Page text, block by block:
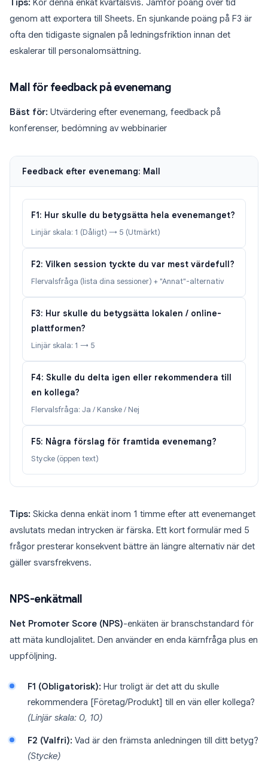
Tips: Kör denna enkät kvartalsvis. Jämför poäng över tid
genom att exportera till Sheets. En sjunkande poäng på F3 är
ofta den tidigaste signalen på ledningsfriktion innan det
eskalerar till personalomsättning.
Mall för feedback på evenemang
Bäst för: Utvärdering efter evenemang, feedback på
konferenser, bedömning av webbinarier
Feedback efter evenemang: Mall
F1: Hur skulle du betygsätta hela evenemanget?
Linjär skala: 1 (Dåligt) → 5 (Utmärkt)
F2: Vilken session tyckte du var mest värdefull?
Flervalsfråga (lista dina sessioner) + "Annat"-alternativ
F3: Hur skulle du betygsätta lokalen / online-
plattformen?
Linjär skala: 1 → 5
F4: Skulle du delta igen eller rekommendera till
en kollega?
Flervalsfråga: Ja / Kanske / Nej
F5: Några förslag för framtida evenemang?
Stycke (öppen text)
Tips: Skicka denna enkät inom 1 timme efter att evenemanget
avslutats medan intrycken är färska. Ett kort formulär med 5
frågor presterar konsekvent bättre än längre alternativ när det
gäller svarsfrekvens.
NPS-enkätmall
Net Promoter Score (NPS)-enkäten är branschstandard för
att mäta kundlojalitet. Den använder en enda kärnfråga plus en
uppföljning.
F1 (Obligatorisk): Hur troligt är det att du skulle
rekommendera [Företag/Produkt] till en vän eller kollega?
(Linjär skala: 0, 10)
F2 (Valfri): Vad är den främsta anledningen till ditt betyg?
(Stycke)